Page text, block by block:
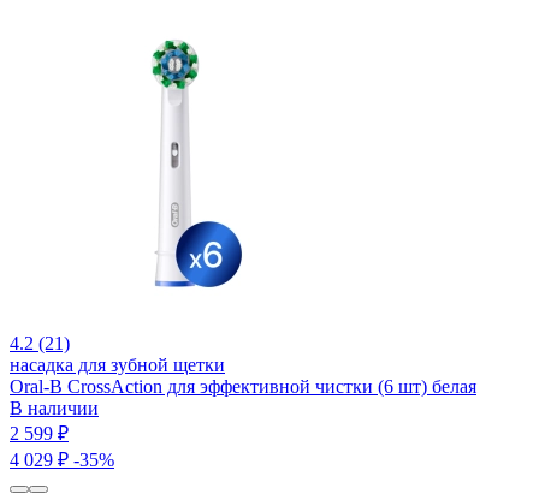
4.2 (21)
насадка для зубной щетки
Oral-B CrossAction для эффективной чистки (6 шт) белая
В наличии
2 599 ₽
4 029 ₽ -35%